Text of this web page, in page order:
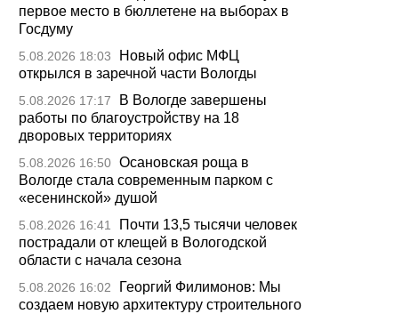
первое место в бюллетене на выборах в
Госдуму
5.08.2026 18:03
Новый офис МФЦ
открылся в заречной части Вологды
5.08.2026 17:17
В Вологде завершены
работы по благоустройству на 18
дворовых территориях
5.08.2026 16:50 Осановская роща в
Вологде стала современным парком с
«есенинской» душой
5.08.2026 16:41
Почти 13,5 тысячи человек
пострадали от клещей в Вологодской
области с начала сезона
5.08.2026 16:02
Георгий Филимонов: Мы
создаем новую архитектуру строительного